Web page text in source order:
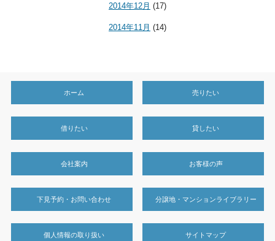
2014年12月 (17)
2014年11月 (14)
ホーム 売りたい
借りたい 貸したい
会社案内 お客様の声
下見予約・お問い合わせ 分譲地・マンションライブラリー
個人情報の取り扱い サイトマップ